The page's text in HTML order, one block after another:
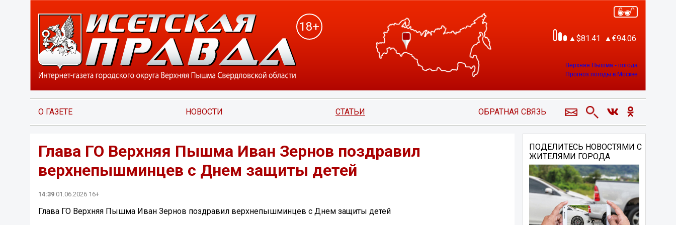
18+
81.41 94.06
Верхняя Пышма - погода
Прогноз погоды в Москве
О ГАЗЕТЕ НОВОСТИ СТАТЬИ ОБРАТНАЯ СВЯЗЬ
Глава ГО Верхняя Пышма Иван Зернов поздравил
верхнепышминцев с Днем защиты детей
14:39 01.06.2026 16+
Глава ГО Верхняя Пышма Иван Зернов поздравил верхнепышминцев с Днем защиты детей
ПОДЕЛИТЕСЬ НОВОСТЯМИ С
ЖИТЕЛЯМИ ГОРОДА